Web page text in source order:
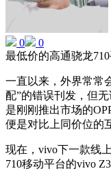
0
0
最低价的高通骁龙
一直以来，外界常常
配”的错误刊发，但
是刚刚推出市场的
便是对比上同价位的
现在，vivo下一款线
710移动平台的vivo